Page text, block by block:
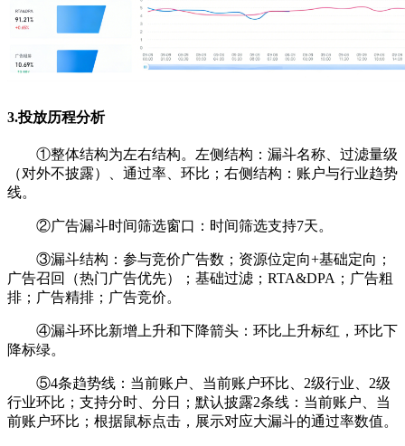
3.投放历程分析
①整体结构为左右结构。左侧结构：漏斗名称、过滤量级
（对外不披露）、通过率、环比；右侧结构：账户与行业趋势
线。
②广告漏斗时间筛选窗口：时间筛选支持7天。
③漏斗结构：参与竞价广告数；资源位定向+基础定向；
广告召回（热门广告优先）；基础过滤；RTA&DPA；广告粗
排；广告精排；广告竞价。
④漏斗环比新增上升和下降箭头：环比上升标红，环比下
降标绿。
⑤4条趋势线：当前账户、当前账户环比、2级行业、2级
行业环比；支持分时、分日；默认披露2条线：当前账户、当
前账户环比；根据鼠标点击，展示对应大漏斗的通过率数值。